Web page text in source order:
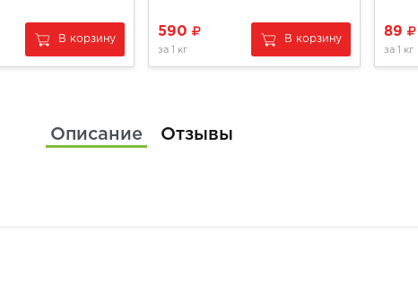
В корзину
590
за 1 кг
В корзину
89
за 1 кг
Описание Отзывы